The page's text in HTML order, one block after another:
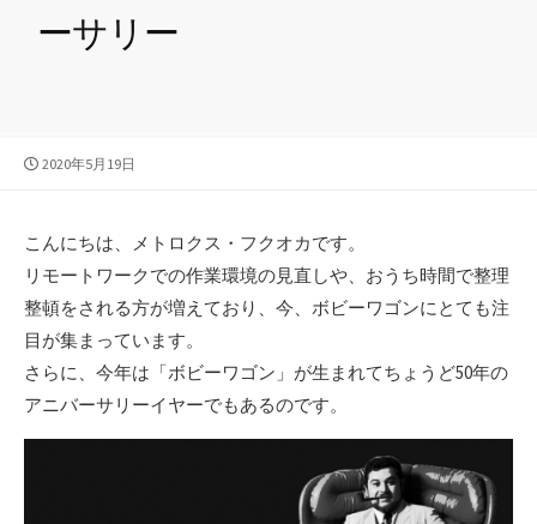
ーサリー
公
2020年5月19日
こんにちは、メトロクス・フクオカです。
リモートワークでの作業環境の見直しや、おうち時間で整理
整頓をされる方が増えており、今、ボビーワゴンにとても注
目が集まっています。
さらに、今年は「ボビーワゴン」が生まれてちょうど50年の
アニバーサリーイヤーでもあるのです。